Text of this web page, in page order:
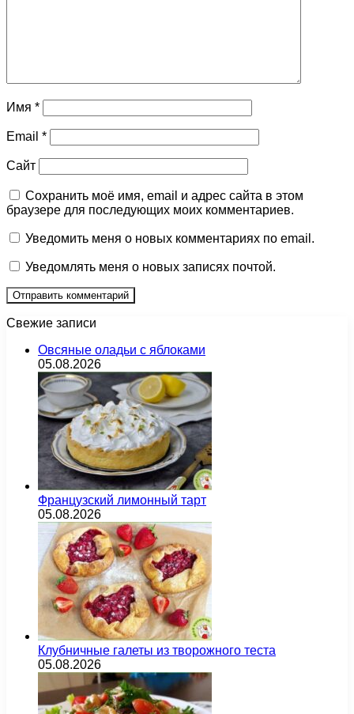
Имя *
Email *
Сайт
Сохранить моё имя, email и адрес сайта в этом
браузере для последующих моих комментариев.
Уведомить меня о новых комментариях по email.
Уведомлять меня о новых записях почтой.
Свежие записи
Овсяные оладьи с яблоками
05.08.2026
Французский лимонный тарт
05.08.2026
Клубничные галеты из творожного теста
05.08.2026